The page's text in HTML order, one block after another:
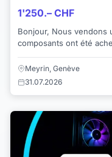
1'250.– CHF
Bonjour, Nous vendons un PC Gamer neuf (tous les
composants ont été
Meyrin, Genève
31.07.2026